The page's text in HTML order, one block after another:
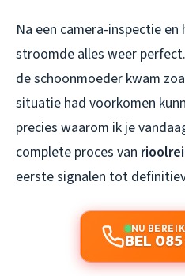
Na een camera-inspectie
stroomde alles weer
de schoonmoeder kwam
situatie had voorkomen
precies waarom ik je
complete proces van
eerste signalen tot
NU
BEL